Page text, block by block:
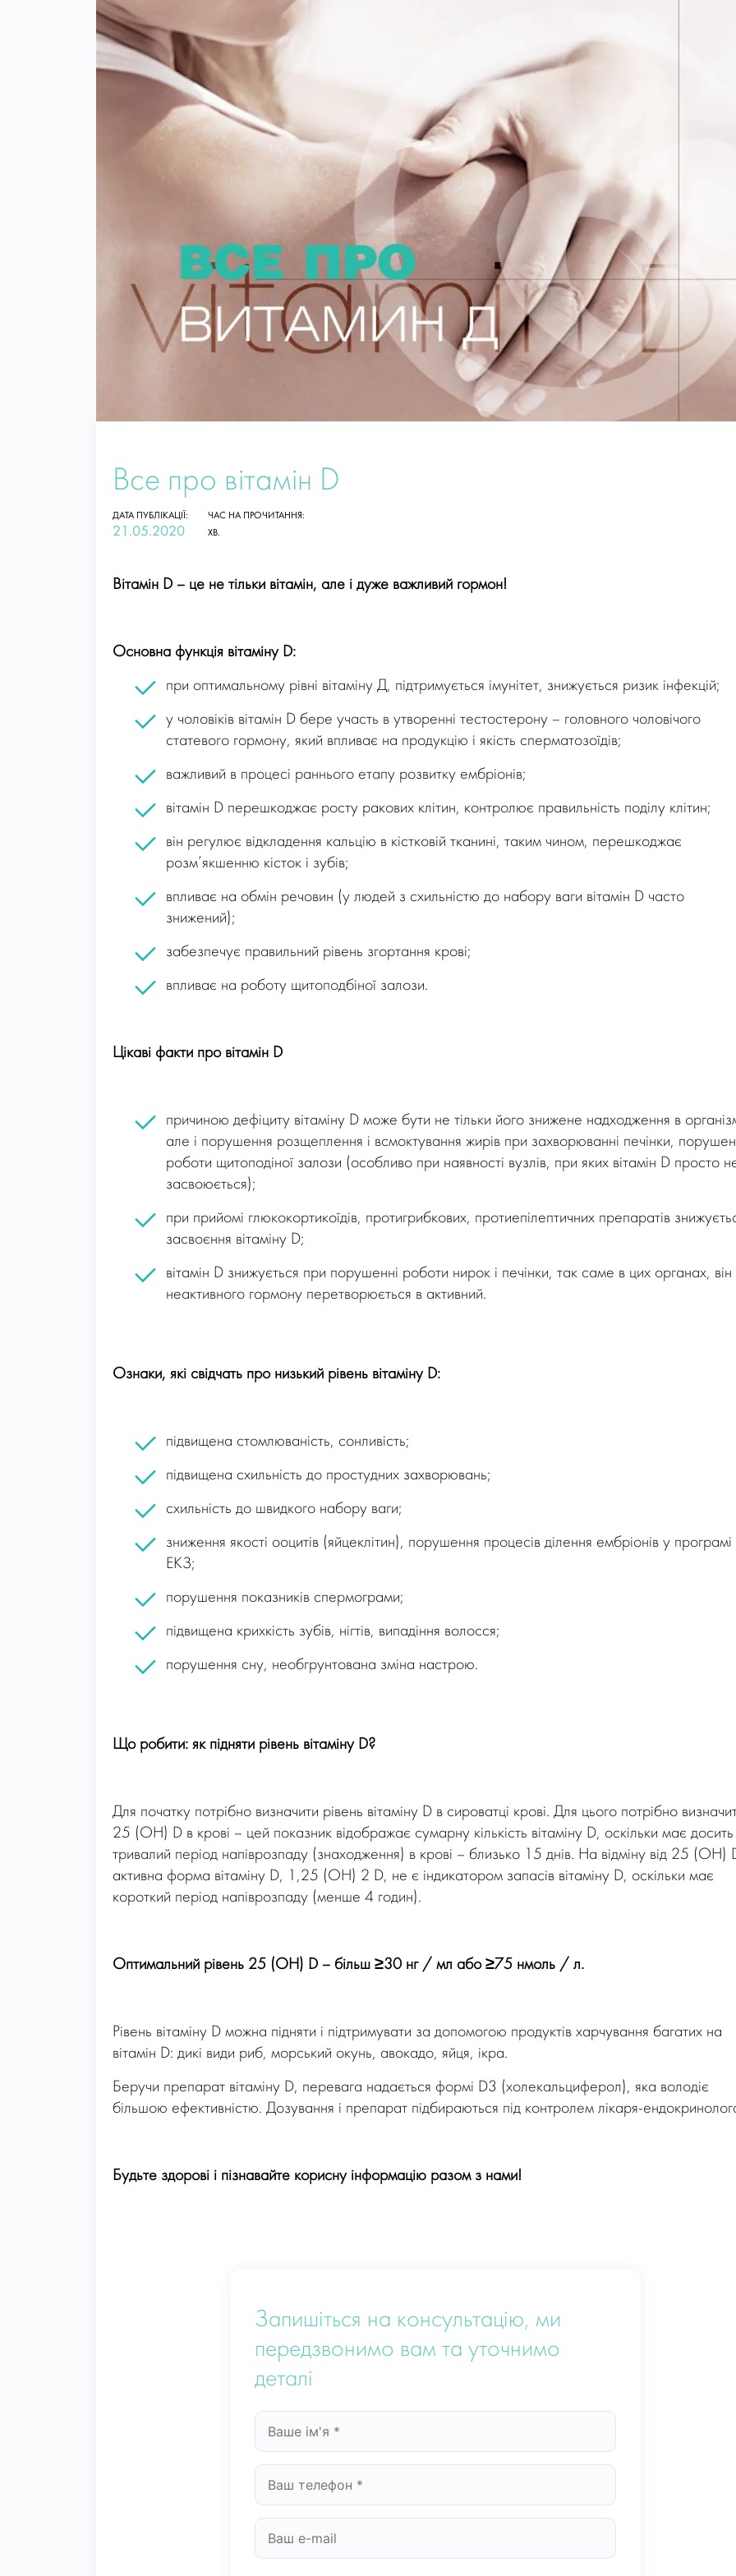
Все про вітамін D
ДАТА ПУБЛІКАЦІЇ:
21.05.2020
ЧАС НА ПРОЧИТАННЯ:
ХВ.
Вітамін D – це не тільки вітамін, але і дуже важливий гормон!
Основна функція вітаміну D:
при оптимальному рівні вітаміну Д, підтримується імунітет, знижується ризик інфекцій;
у чоловіків вітамін D бере участь в утворенні тестостерону – головного чоловічого
статевого гормону, який впливає на продукцію і якість сперматозоїдів;
важливий в процесі раннього етапу розвитку ембріонів;
вітамін D перешкоджає росту ракових клітин, контролює правильність поділу клітин;
він регулює відкладення кальцію в кістковій тканині, таким чином, перешкоджає
розм’якшенню кісток і зубів;
впливає на обмін речовин (у людей з схильністю до набору ваги вітамін D часто
знижений);
забезпечує правильний рівень згортання крові;
впливає на роботу щитоподбіної залози.
Цікаві факти про вітамін D
причиною дефіциту вітаміну D може бути не тільки його знижене надходження в
але і порушення розщеплення і всмоктування жирів при захворюванні печінки,
роботи щитоподіної залози (особливо при наявності вузлів, при яких вітамін D просто
засвоюється);
при прийомі глюкокортикоїдів, протигрибкових, протиепілептичних препаратів
засвоєння вітаміну D;
вітамін D знижується при порушенні роботи нирок і печінки, так саме в цих органах, він
неактивного гормону перетворюється в активний.
Ознаки, які свідчать про низький рівень вітаміну D:
підвищена стомлюваність, сонливість;
підвищена схильність до простудних захворювань;
схильність до швидкого набору ваги;
зниження якості ооцитів (яйцеклітин), порушення процесів ділення ембріонів у програмі
ЕКЗ;
порушення показників спермограми;
підвищена крихкість зубів, нігтів, випадіння волосся;
порушення сну, необгрунтована зміна настрою.
Що робити: як підняти рівень вітаміну D?
Для початку потрібно визначити рівень вітаміну D в сироватці крові. Для цього потрібно
25 (ОН) D в крові – цей показник відображає сумарну кількість вітаміну D, оскільки має досить
тривалий період напіврозпаду (знаходження) в крові – близько 15 днів. На відміну від 25 (OH)
активна форма вітаміну D, 1,25 (OH) 2 D, не є індикатором запасів вітаміну D, оскільки має
короткий період напіврозпаду (менше 4 годин).
Оптимальний рівень 25 (ОН) D – більш ≥30 нг / мл або ≥75 нмоль / л.
Рівень вітаміну D можна підняти і підтримувати за допомогою продуктів харчування багатих на
вітамін D: дикі види риб, морський окунь, авокадо, яйця, ікра.
Беручи препарат вітаміну D, перевага надається формі D3 (холекальциферол), яка володіє
більшою ефективністю. Дозування і препарат підбираються під контролем лікаря-
Будьте здорові і пізнавайте корисну інформацію разом з нами!
Запишіться на консультацію, ми
передзвонимо вам та уточнимо
деталі